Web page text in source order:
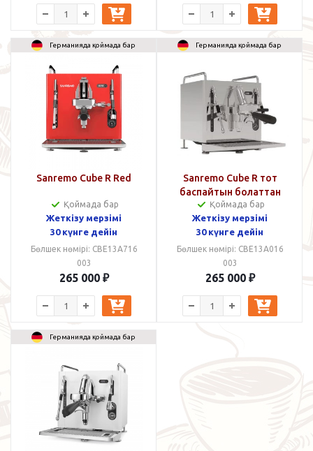
Германияда қоймада бар
Sanremo Cube R Red
Қоймада бар
Жеткізу мерзімі
30 күнге дейін
Бөлшек нөмірі: CBE13A716
003
265 000 ₽
Германияда қоймада бар
Sanremo Cube R тот
баспайтын болаттан
жасалған
Қоймада бар
Жеткізу мерзімі
30 күнге дейін
Бөлшек нөмірі: CBE13A016
003
265 000 ₽
Германияда қоймада бар